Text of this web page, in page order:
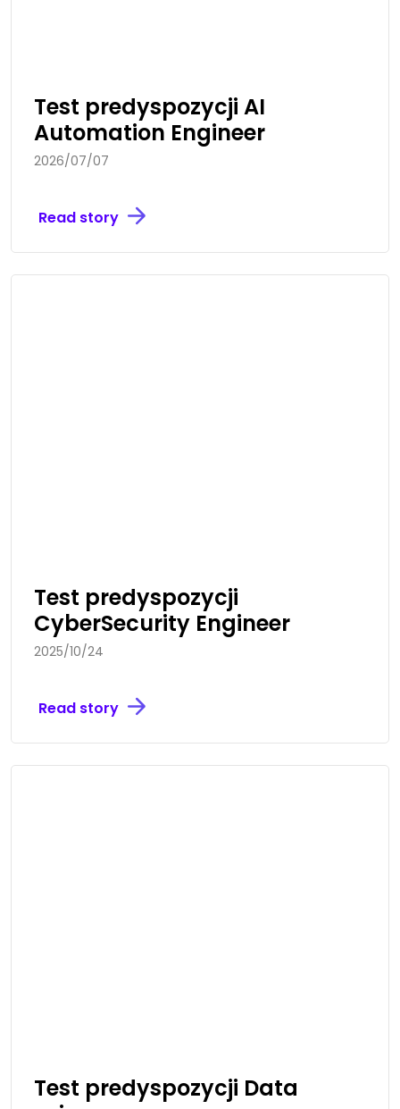
Test predyspozycji AI
Automation Engineer
2026/07/07
Read story
Test predyspozycji
CyberSecurity Engineer
2025/10/24
Read story
Test predyspozycji Data